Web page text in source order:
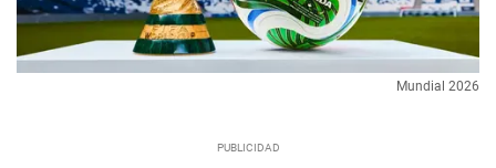
Mundial 2026